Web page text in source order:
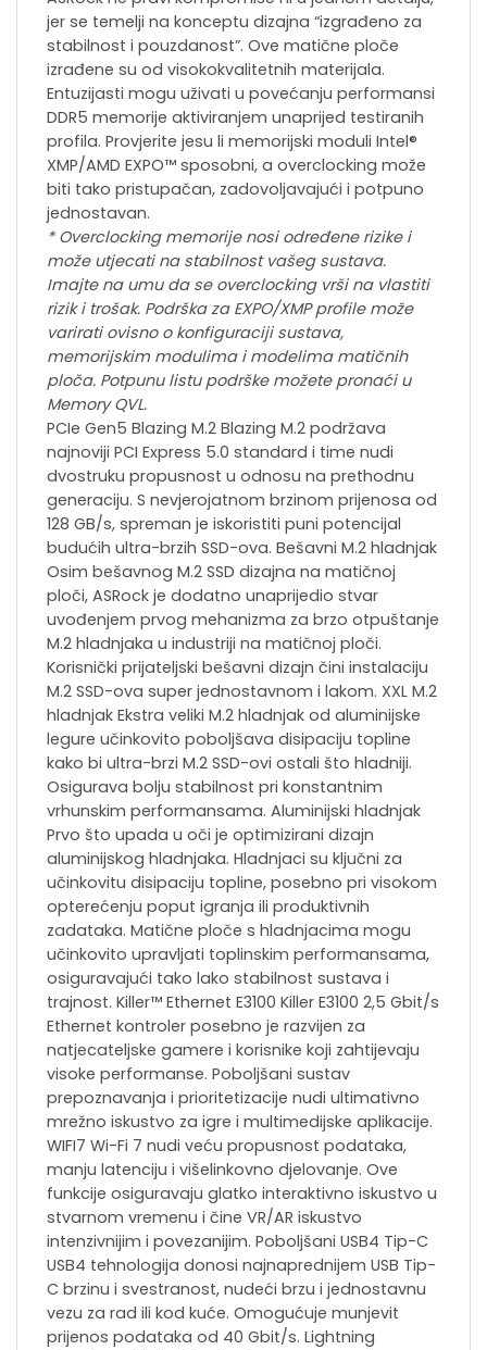
jer se temelji na konceptu dizajna “izgrađeno za
stabilnost i pouzdanost”. Ove matične ploče
izrađene su od visokokvalitetnih materijala.
Entuzijasti mogu uživati u povećanju performansi
DDR5 memorije aktiviranjem unaprijed testiranih
profila. Provjerite jesu li memorijski moduli Intel®
XMP/AMD EXPO™ sposobni, a overclocking može
biti tako pristupačan, zadovoljavajući i potpuno
jednostavan.
* Overclocking memorije nosi određene rizike i
može utjecati na stabilnost vašeg sustava.
Imajte na umu da se overclocking vrši na vlastiti
rizik i trošak. Podrška za EXPO/XMP profile može
varirati ovisno o konfiguraciji sustava,
memorijskim modulima i modelima matičnih
ploča. Potpunu listu podrške možete pronaći u
Memory QVL.
PCIe Gen5 Blazing M.2 Blazing M.2 podržava
najnoviji PCI Express 5.0 standard i time nudi
dvostruku propusnost u odnosu na prethodnu
generaciju. S nevjerojatnom brzinom prijenosa od
128 GB/s, spreman je iskoristiti puni potencijal
budućih ultra-brzih SSD-ova. Bešavni M.2 hladnjak
Osim bešavnog M.2 SSD dizajna na matičnoj
ploči, ASRock je dodatno unaprijedio stvar
uvođenjem prvog mehanizma za brzo otpuštanje
M.2 hladnjaka u industriji na matičnoj ploči.
Korisnički prijateljski bešavni dizajn čini instalaciju
M.2 SSD-ova super jednostavnom i lakom. XXL M.2
hladnjak Ekstra veliki M.2 hladnjak od aluminijske
legure učinkovito poboljšava disipaciju topline
kako bi ultra-brzi M.2 SSD-ovi ostali što hladniji.
Osigurava bolju stabilnost pri konstantnim
vrhunskim performansama. Aluminijski hladnjak
Prvo što upada u oči je optimizirani dizajn
aluminijskog hladnjaka. Hladnjaci su ključni za
učinkovitu disipaciju topline, posebno pri visokom
opterećenju poput igranja ili produktivnih
zadataka. Matične ploče s hladnjacima mogu
učinkovito upravljati toplinskim performansama,
osiguravajući tako lako stabilnost sustava i
trajnost. Killer™ Ethernet E3100 Killer E3100 2,5 Gbit/s
Ethernet kontroler posebno je razvijen za
natjecateljske gamere i korisnike koji zahtijevaju
visoke performanse. Poboljšani sustav
prepoznavanja i prioritetizacije nudi ultimativno
mrežno iskustvo za igre i multimedijske aplikacije.
WIFI7 Wi-Fi 7 nudi veću propusnost podataka,
manju latenciju i višelinkovno djelovanje. Ove
funkcije osiguravaju glatko interaktivno iskustvo u
stvarnom vremenu i čine VR/AR iskustvo
intenzivnijim i povezanijim. Poboljšani USB4 Tip-C
USB4 tehnologija donosi najnaprednijem USB Tip-
C brzinu i svestranost, nudeći brzu i jednostavnu
vezu za rad ili kod kuće. Omogućuje munjevit
prijenos podataka od 40 Gbit/s. Lightning